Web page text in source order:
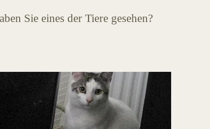
Sie eines der Tiere gesehen?